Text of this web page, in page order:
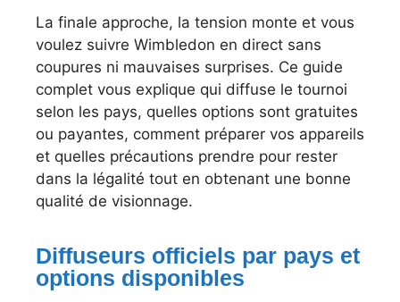
La finale approche, la tension monte et vous
voulez suivre Wimbledon en direct sans
coupures ni mauvaises surprises. Ce guide
complet vous explique qui diffuse le tournoi
selon les pays, quelles options sont gratuites
ou payantes, comment préparer vos appareils
et quelles précautions prendre pour rester
dans la légalité tout en obtenant une bonne
qualité de visionnage.
Diffuseurs officiels par pays et
options disponibles